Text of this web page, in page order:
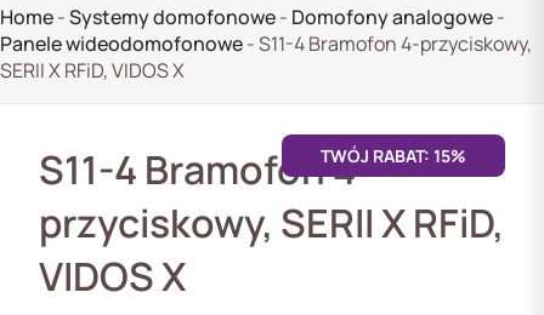
Home-Systemy domofonowe- Domofony analogowe-
Panele wideodomofonowe-S11-4 Bramofon 4-przyciskowy,
SERII X RFiD, VIDOS X
S11-4 Bramofon 4-
przyciskowy, SERII X RFiD,
VIDOS X
TWÓJ RABAT: 15%